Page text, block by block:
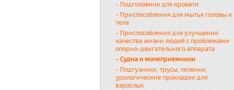
- Подголовник для кровати
- Приспособления для мытья головы и
тела
- Приспособления для улучшения
качества жизни людей с проблемами
опорно-двигательного аппарата
- Судна и мочеприемники
- Подгузники, трусы, пеленки,
урологические прокладки для
взрослых